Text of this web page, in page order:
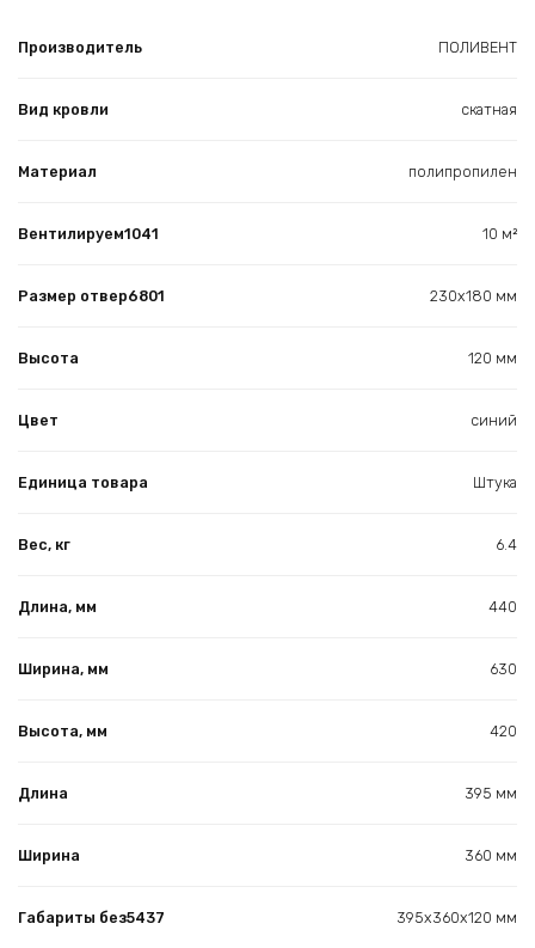
Производитель ПОЛИВЕНТ
Вид кровли скатная
Материал полипропилен
Вентилируем1041 10 м²
Размер отвер6801 230х180 мм
Высота 120 мм
Цвет синий
Единица товара Штука
Вес, кг 6.4
Длина, мм 440
Ширина, мм 630
Высота, мм 420
Длина 395 мм
Ширина 360 мм
Габариты без5437 395х360х120 мм